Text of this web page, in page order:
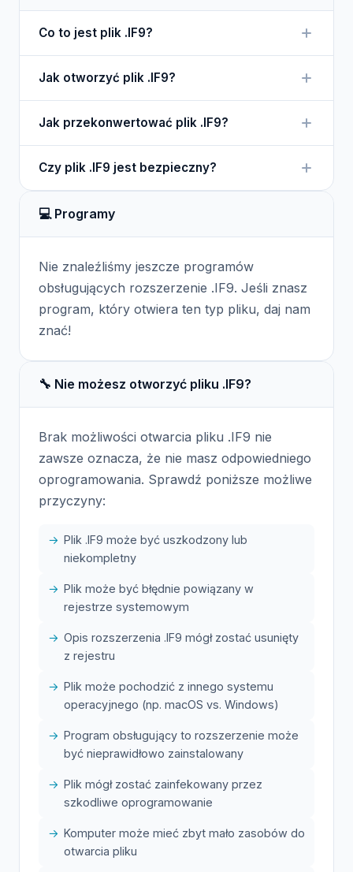
Co to jest plik .IF9?
graficznych, które mogą zawierać różne obrazy i
tekstury.
Jak otworzyć plik .IF9?
oprogramowania Pixel Power lub innych
programów graficznych, które potrafią
interpretować ten format.
Jak przekonwertować plik .IF9?
które obsługują konwersję plików, aby zmienić plik
.IF9 na bardziej popularny format, taki jak JPEG czy
PNG.
Czy plik .IF9 jest bezpieczny?
wiarygodnych źródeł, ponieważ zazwyczaj nie
zawierają złośliwego kodu.
💻 Programy
Nie znaleźliśmy jeszcze programów
obsługujących rozszerzenie .IF9. Jeśli znasz
program, który otwiera ten typ pliku, daj nam
znać!
🔧 Nie możesz otworzyć pliku .IF9?
Brak możliwości otwarcia pliku .IF9 nie
zawsze oznacza, że nie masz odpowiedniego
oprogramowania. Sprawdź poniższe możliwe
przyczyny:
Plik .IF9 może być uszkodzony lub
niekompletny
Plik może być błędnie powiązany w
rejestrze systemowym
Opis rozszerzenia .IF9 mógł zostać usunięty
z rejestru
Plik może pochodzić z innego systemu
operacyjnego (np. macOS vs. Windows)
Program obsługujący to rozszerzenie może
być nieprawidłowo zainstalowany
Plik mógł zostać zainfekowany przez
szkodliwe oprogramowanie
Komputer może mieć zbyt mało zasobów do
otwarcia pliku